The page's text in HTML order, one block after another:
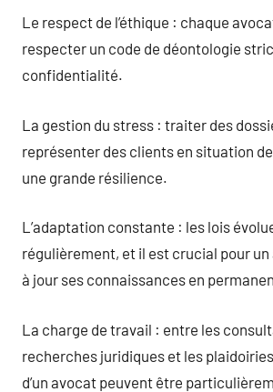
Le respect de l’éthique : chaque
respecter un code de déontologie
confidentialité.
La gestion du stress : traiter des
représenter des clients en situation
une grande résilience.
L’adaptation constante : les lois
régulièrement, et il est crucial pour
à jour ses connaissances en
La charge de travail : entre les
recherches juridiques et les
d’un avocat peuvent être